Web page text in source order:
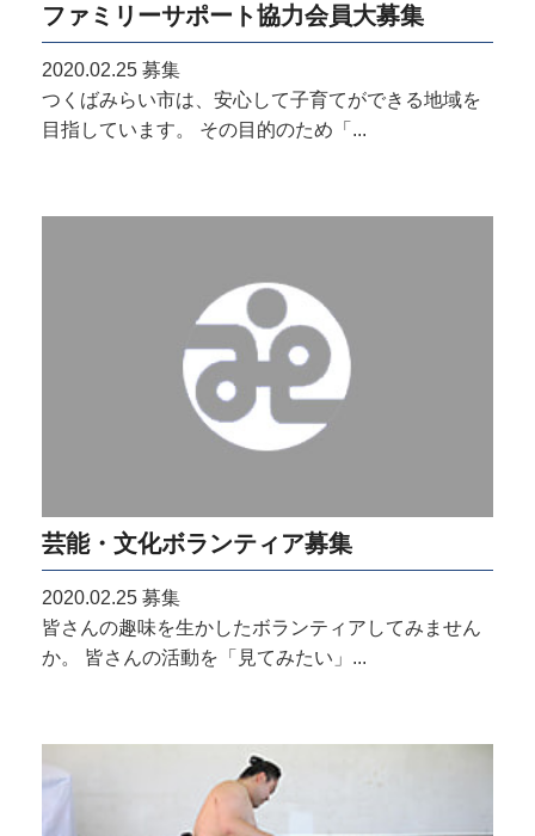
ファミリーサポート協力会員大募集
2020.02.25 募集
つくばみらい市は、安心して子育てができる地域を
目指しています。 その目的のため「...
芸能・文化ボランティア募集
2020.02.25 募集
皆さんの趣味を生かしたボランティアしてみません
か。 皆さんの活動を「見てみたい」...